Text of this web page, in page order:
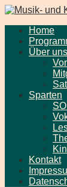
Home
Über uns
Sparten
Kontakt